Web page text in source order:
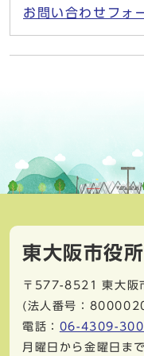
お問い合わせフォ
東大阪市役所
〒577-8521
東大阪
(法人番号：
電話： 06-4309-
月曜日から金曜日ま